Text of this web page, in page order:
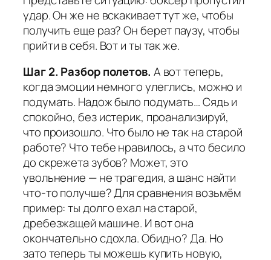
удар. Он же не вскакивает тут же, чтобы
получить еще раз? Он берет паузу, чтобы
прийти в себя. Вот и ты так же.
Шаг 2. Разбор полетов. А вот теперь,
когда эмоции немного улеглись, можно и
подумать. Надож было подумать… Сядь и
спокойно, без истерик, проанализируй,
что произошло. Что было не так на старой
работе? Что тебе нравилось, а что бесило
до скрежета зубов? Может, это
увольнение — не трагедия, а шанс найти
что-то получше? Для сравнения возьмём
пример: ты долго ехал на старой,
дребезжащей машине. И вот она
окончательно сдохла. Обидно? Да. Но
зато теперь ты можешь купить новую,